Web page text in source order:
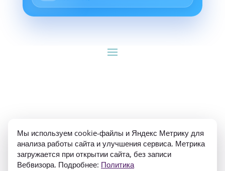
ИП Гуляев Е.А. ОГРН 310784709900570 ИНН
781020474307
Мы используем cookie-файлы и Яндекс Метрику для
анализа работы сайта и улучшения сервиса. Метрика
загружается при открытии сайта, без записи
Вебвизора. Подробнее: Политика